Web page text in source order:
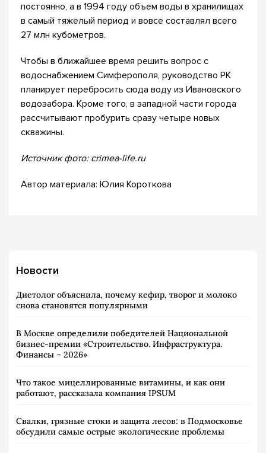
постоянно, а в 1994 году объем воды в хранилищах
в самый тяжелый период и вовсе составлял всего
27 млн кубометров.
Чтобы в ближайшее время решить вопрос с
водоснабжением Симферополя, руководство РК
планирует перебросить сюда воду из Ивановского
водозабора. Кроме того, в западной части города
рассчитывают пробурить сразу четыре новых
скважины.
Источник фото: crimea-life.ru
Автор материала: Юлия Короткова
Новости
Диетолог объяснила, почему кефир, творог и молоко
снова становятся популярными
В Москве определили победителей Национальной
бизнес-премии «Строительство. Инфраструктура.
Финансы – 2026»
Что такое мицеллированные витамины, и как они
работают, рассказала компания IPSUM
Свалки, грязные стоки и защита лесов: в Подмосковье
обсудили самые острые экологические проблемы